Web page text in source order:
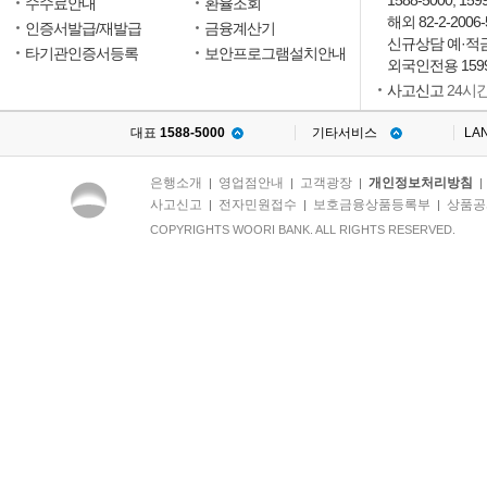
수수료안내
환율조회
인증서발급/재발급
금융계산기
타기관인증서등록
보안프로그램설치안내
해외 82-2-
신규상담 예·적
외국인전용
사고신고24시
대표 1588-5000 기타서비스
은행소개 영업점안내 고객광장| 개인정보처리방침
사고신고 전자민원접수 보호금융상품등록부 상품
COPYRIGHTS WOORI BANK. ALL RIGHTS RESERVED.